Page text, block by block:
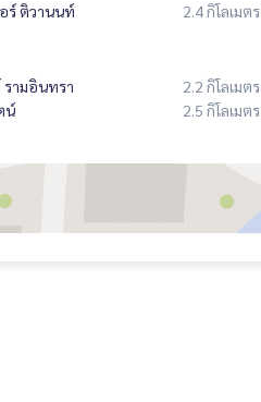
ร์ ติวานนท์
2.4 กิโลเมตร
ามอินทรา
2.2 กิโลเมตร
น์
2.5 กิโลเมตร